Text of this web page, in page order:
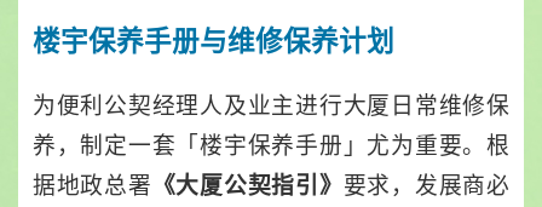
楼宇保养手册与维修保养计划
为便利公契经理人及业主进行大厦日常维修保
养，制定一套「楼宇保养手册」尤为重要。根
据地政总署 《大厦公契指引》 要求，发展商必